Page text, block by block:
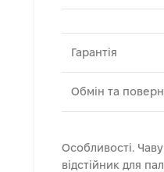
Гарантія
Обмін та
Особливості.
відстійник для